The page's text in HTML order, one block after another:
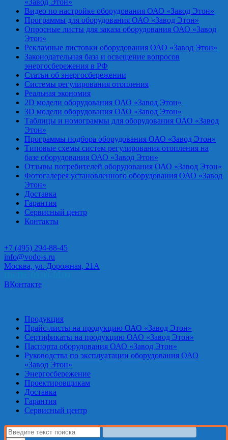
«Завод Этон»
Видео по настройке оборудования ОАО «Завод Этон»
Программы для оборудования ОАО «Завод Этон»
Опросные листы для заказа оборудования ОАО «Завод
Этон»
Рекламные листовки оборудования ОАО «Завод Этон»
Законодательная база и освещение вопросов
энергосбережения в РФ
Статьи об энергосбережении
Системы регулирования отопления
Реальная экономия
2D модели оборудования ОАО «Завод Этон»
3D модели оборудования ОАО «Завод Этон»
Таблицы и номограммы для оборудования ОАО «Завод
Этон»
Программы подбора оборудования ОАО «Завод Этон»
Типовые схемы систем регулирования отопления на
базе оборудования ОАО «Завод Этон»
Отзывы потребителей оборудования ОАО «Завод Этон»
Фотогалерея установленного оборудования ОАО «Завод
Этон»
Доставка
Гарантия
Сервисный центр
Контакты
+7 (495) 294-88-45
info@vodo-s.ru
Москва, ул. Дорожная, 21А
ВКонтакте
Продукция
Прайс-листы на продукцию ОАО «Завод Этон»
Сертификаты на продукцию ОАО «Завод Этон»
Паспорта оборудования ОАО «Завод Этон»
Руководства по эксплуатации оборудования ОАО
«Завод Этон»
Энергосбережение
Проектировщикам
Доставка
Гарантия
Сервисный центр